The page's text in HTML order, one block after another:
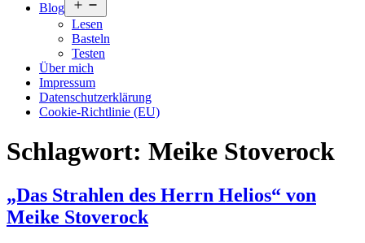
Blog
öffnen
Lesen
Basteln
Testen
Über mich
Impressum
Datenschutzerklärung
Cookie-Richtlinie (EU)
Schlagwort: Meike Stoverock
„Das Strahlen des Herrn Helios“ von
Meike Stoverock